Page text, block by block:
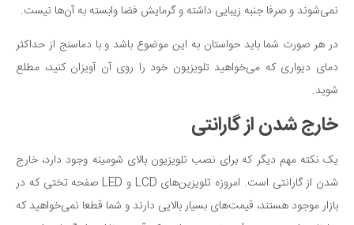
نمی‌شوند و صرفا جنبه زیبایی داشته و گرمایش فضا وابسته به آن‌ها نیست.
در هر صورت شما باید حواستان به این موضوع باشد و با دماسنج از حداکثر
دمای دیواری که می‌خواهید تلویزیون خود را روی آن آویزان کنید، مطلع
شوید.
خارج شدن از گارانتی
یک نکته مهم دیگر که برای نصب تلویزیون بالای شومینه وجود دارد، خارج
شدن از گارانتی است. امروزه تلویزین‌های LCD و LED صفحه تختی که در
بازار موجود هستند، قیمت‌های بسیار بالایی دارند و شما قطعا نمی‌خواهید که